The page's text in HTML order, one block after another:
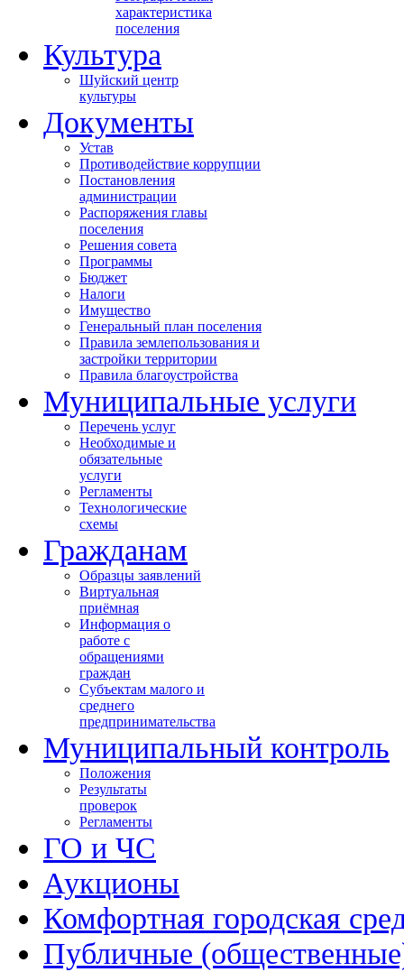
характеристика
поселения
Культура
Шуйский центр
культуры
Документы
Устав
Противодействие коррупции
Постановления
администрации
Распоряжения главы
поселения
Решения совета
Программы
Бюджет
Налоги
Имущество
Генеральный план поселения
Правила землепользования и
застройки территории
Правила благоустройства
Муниципальные услуги
Перечень услуг
Необходимые и
обязательные
услуги
Регламенты
Технологические
схемы
Гражданам
Образцы заявлений
Виртуальная
приёмная
Информация о
работе с
обращениями
граждан
Субъектам малого и
среднего
предпринимательства
Муниципальный контроль
Положения
Результаты
проверок
Регламенты
ГО и ЧС
Аукционы
Комфортная городская
Публичные